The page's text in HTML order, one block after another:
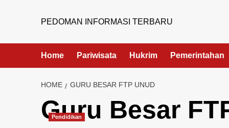
PEDOMAN INFORMASI TERBARU
Home Pariwisata Hukrim Pemerintahan
HOME GURU BESAR FTP UNUD
Guru Besar
Pendidikan